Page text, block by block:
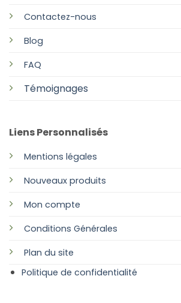
Contactez-nous
Blog
FAQ
Témoignages
Liens Personnalisés
Mentions légales
Nouveaux produits
Mon compte
Conditions Générales
Plan du site
Politique de confidentialité